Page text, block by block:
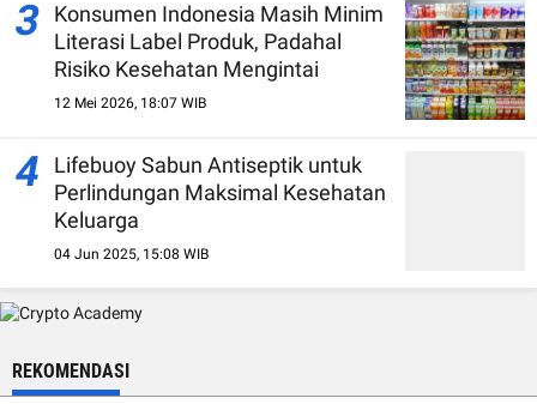
3
Konsumen Indonesia Masih Minim
Literasi Label Produk, Padahal
Risiko Kesehatan Mengintai
12 Mei 2026, 18:07 WIB
4
Lifebuoy Sabun Antiseptik untuk
Perlindungan Maksimal Kesehatan
Keluarga
04 Jun 2025, 15:08 WIB
REKOMENDASI